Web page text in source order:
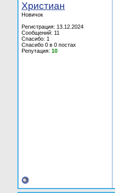
Христиан
Новичок
Регистрация: 13.12.2024
Сообщений: 11
Спасибо: 1
Спасибо 0 в 0 постах
Репутация: 10